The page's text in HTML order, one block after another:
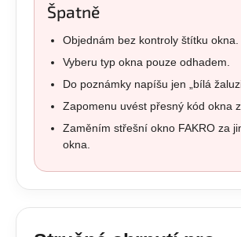
Špatně
Objednám bez kontroly štítku okna.
Vyberu typ okna pouze odhadem.
Do poznámky napíšu jen „bílá
Zapomenu uvést přesný kód okna
Zaměním střešní okno FAKRO za
okna.